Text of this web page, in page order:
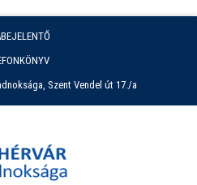
Szent Vendel út 17./a